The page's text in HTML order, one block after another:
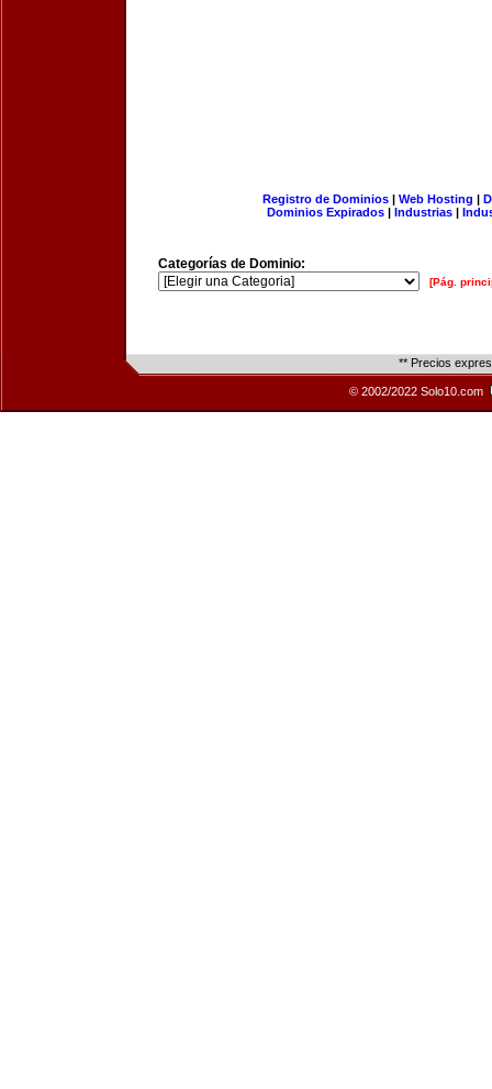
Registro de Dominios| Web Hosting |
Dominios Expirados | Industrias |
Categorías de Dominio:
[Pág.
** Precios
© 2002/2022 Solo10.com